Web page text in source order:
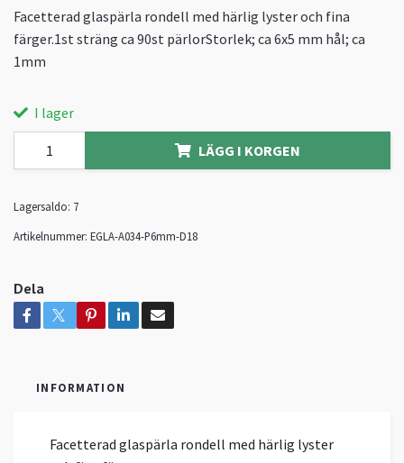
Facetterad glaspärla rondell med härlig lyster och fina
färger.1st sträng ca 90st pärlorStorlek; ca 6x5 mm hål; ca
1mm
I lager
LÄGG I KORGEN
Lagersaldo: 7
Artikelnummer: EGLA-A034-P6mm-D18
Dela
INFORMATION
Facetterad glaspärla rondell med härlig lyster